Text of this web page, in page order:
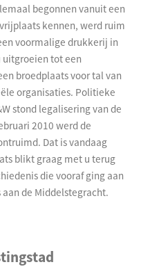
begonnen vanuit een
kennen, werd ruim
voormalige drukkerij in
uitgroeien tot een
broedplaats voor tal van
organisaties. Politieke
stond legalisering van de
2010 werd de
Dat is vandaag
blikt graag met u terug
die vooraf ging aan
de Middelstegracht.